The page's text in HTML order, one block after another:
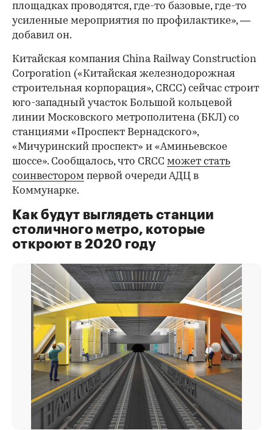
площадках проводятся, где-то базовые, где-то
усиленные мероприятия по профилактике», —
добавил он.
Китайская компания China Railway Construction
Corporation («Китайская железнодорожная
строительная корпорация», CRCC) сейчас строит
юго-западный участок Большой кольцевой
линии Московского метрополитена (БКЛ) со
станциями «Проспект Вернадского»,
«Мичуринский проспект» и «Аминьевское
шоссе». Сообщалось, что CRCC может стать
соинвестором первой очереди АДЦ в
Коммунарке.
Как будут выглядеть станции
столичного метро, которые
откроют в 2020 году